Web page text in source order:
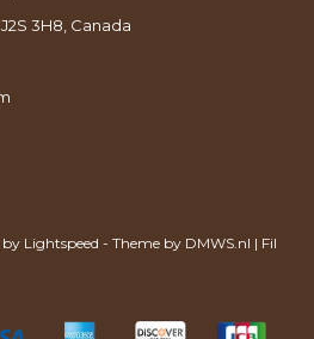
3H8, Canada
by Lightspeed - Theme by DMWS.nl | Fil